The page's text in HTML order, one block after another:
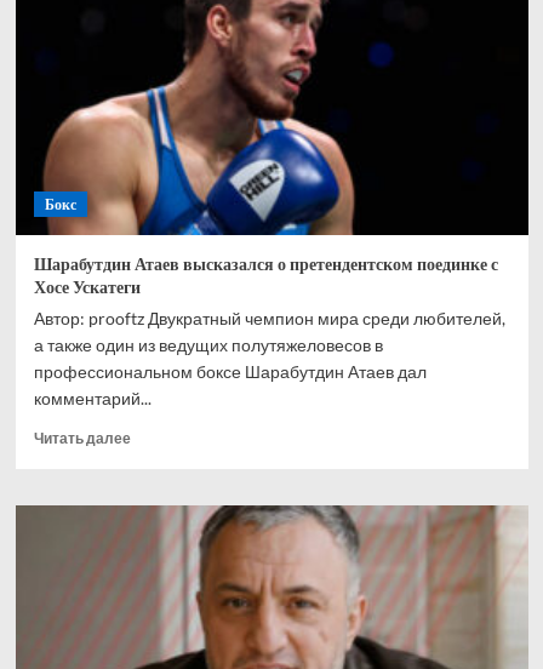
Бокс
Шарабутдин Атаев высказался о претендентском поединке с
Хосе Ускатеги
Автор: prooftz Двукратный чемпион мира среди любителей,
а также один из ведущих полутяжеловесов в
профессиональном боксе Шарабутдин Атаев дал
комментарий...
Читать далееПрочитать
Шарабутдин
высказался
претендентском
Хосе